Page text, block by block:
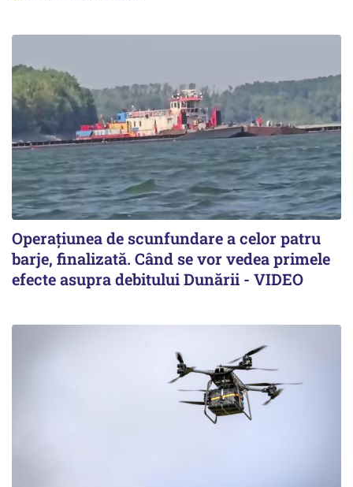
Operațiunea de scunfundare a celor patru
barje, finalizată. Când se vor vedea primele
efecte asupra debitului Dunării - VIDEO